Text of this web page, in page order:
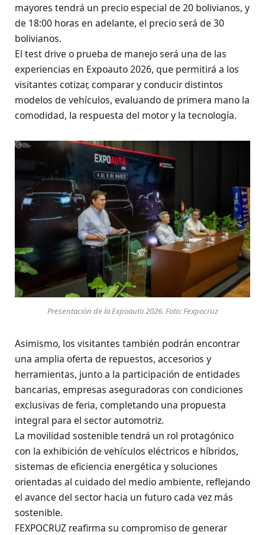
mayores tendrá un precio especial de 20 bolivianos, y
de 18:00 horas en adelante, el precio será de 30
bolivianos.
El test drive o prueba de manejo será una de las
experiencias en Expoauto 2026, que permitirá a los
visitantes cotizar, comparar y conducir distintos
modelos de vehículos, evaluando de primera mano la
comodidad, la respuesta del motor y la tecnología.
Presentación de la Expoauto 2026. Foto: Fexpocruz
Asimismo, los visitantes también podrán encontrar
una amplia oferta de repuestos, accesorios y
herramientas, junto a la participación de entidades
bancarias, empresas aseguradoras con condiciones
exclusivas de feria, completando una propuesta
integral para el sector automotriz.
La movilidad sostenible tendrá un rol protagónico
con la exhibición de vehículos eléctricos e híbridos,
sistemas de eficiencia energética y soluciones
orientadas al cuidado del medio ambiente, reflejando
el avance del sector hacia un futuro cada vez más
sostenible.
FEXPOCRUZ reafirma su compromiso de generar